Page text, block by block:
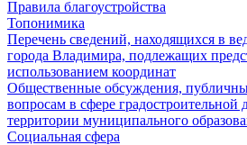
Правила благоустройства
Топонимика
Перечень сведений, находящихся в
города Владимира, подлежащих
использованием координат
Общественные обсуждения,
вопросам в сфере градостроительной
территории муниципального
Социальная сфера